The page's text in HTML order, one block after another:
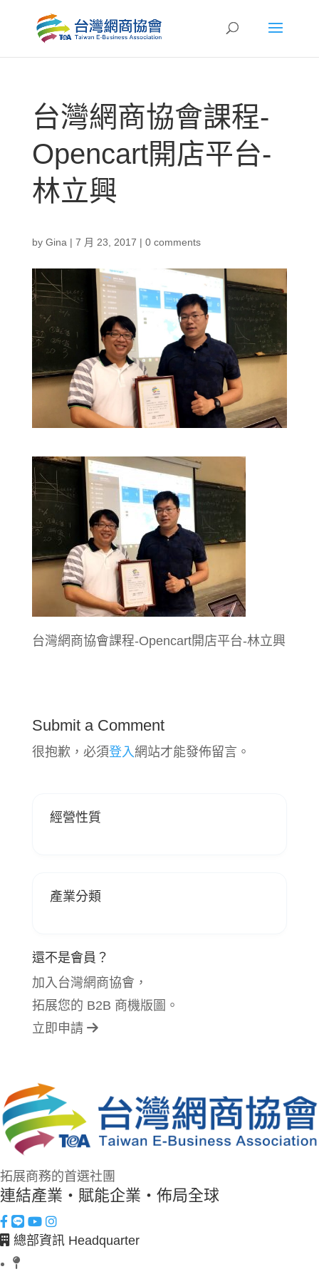
台灣網商協會課程-
Opencart開店平台-
林立興
by Gina | 7 月 23, 2017 | 0 comments
台灣網商協會課程-Opencart開店平台-林立興
Submit a Comment
很抱歉，必須登入 網站才能發佈留言。
經營性質
產業分類
還不是會員？
加入台灣網商協會，
拓展您的 B2B 商機版圖。
立即申請
拓展商務的首選社團
連結產業・賦能企業・佈局全球
總部資訊 Headquarter